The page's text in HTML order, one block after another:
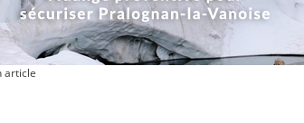
article